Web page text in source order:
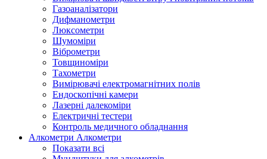
Газоаналізатори
Дифманометри
Люксометри
Шумоміри
Віброметри
Товщиноміри
Тахометри
Вимірювачі електромагнітних полів
Ендоскопічні камери
Лазерні далекоміри
Електричні тестери
Контроль медичного обладнання
Алкометри Алкометри
Показати всі